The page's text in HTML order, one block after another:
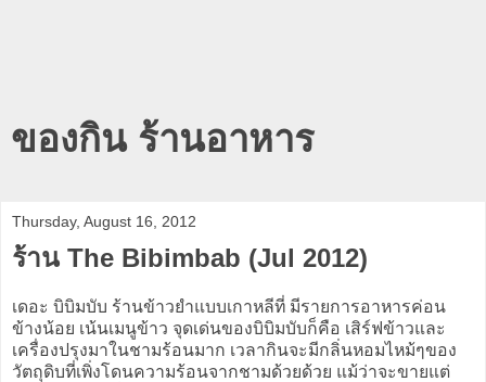
ของกิน ร้านอาหาร
Thursday, August 16, 2012
ร้าน The Bibimbab (Jul 2012)
เดอะ บิบิมบับ ร้านข้าวยำแบบเกาหลีที่ มีรายการอาหารค่อน
ข้างน้อย เน้นเมนูข้าว จุดเด่นของบิบิมบับก็คือ เสิร์ฟข้าวและ
เครื่องปรุงมาในชามร้อนมาก เวลากินจะมีกลิ่นหอมไหม้ๆของ
วัตถุดิบที่เพิ่งโดนความร้อนจากชามด้วยด้วย แม้ว่าจะขายแต่